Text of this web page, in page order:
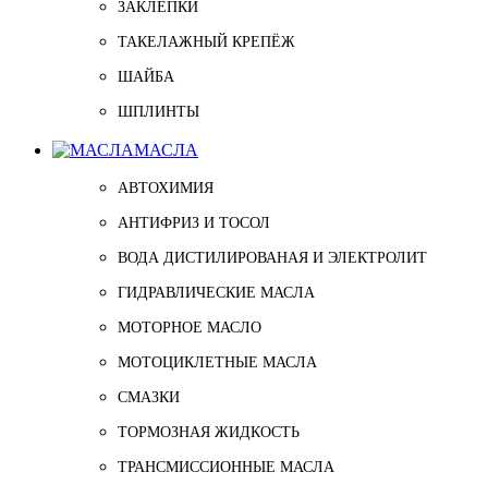
ЗАКЛЁПКИ
ТАКЕЛАЖНЫЙ КРЕПЁЖ
ШАЙБА
ШПЛИНТЫ
МАСЛА
АВТОХИМИЯ
АНТИФРИЗ И ТОСОЛ
ВОДА ДИСТИЛИРОВАНАЯ И ЭЛЕКТРОЛИТ
ГИДРАВЛИЧЕСКИЕ МАСЛА
МОТОРНОЕ МАСЛО
МОТОЦИКЛЕТНЫЕ МАСЛА
СМАЗКИ
ТОРМОЗНАЯ ЖИДКОСТЬ
ТРАНСМИССИОННЫЕ МАСЛА